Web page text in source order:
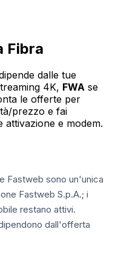
Fibra
dalle tue
4K, FWA se
le offerte per
prezzo e fai
attivazione e modem.
Fastweb sono un'unica
Fastweb S.p.A.; i
restano attivi.
dall'offerta